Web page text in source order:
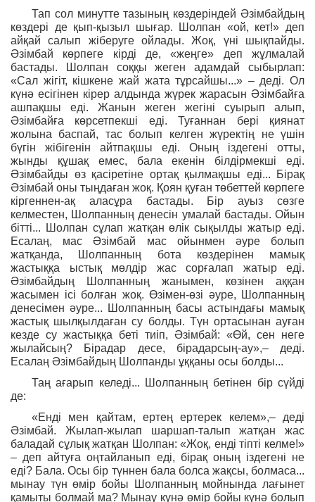
Тап сол минутте тазының көздеріндей Әзімбайдың
көздері де қып-қызыл шығар. Шолпан «ой, кет!» деп
айқай салып жіберуге ойлады. Жоқ, үні шықпайды.
Әзімбай көрпеге кірді де, «жеңге» деп жұлмалай
бастады. Шолпан соққы жеген адамдай сыбырлап:
«Сал жігіт, кішкене жай жата тұрсайшы...» – деді. Ол
күнә есігінен кірер алдында жүрек жарасын Әзімбайға
ашпақшы еді. Жанын жеген жегіні суырып алып,
Әзімбайға көрсетпекші еді. Туғаннан бері қиянат
жолына баспай, тас болып келген жүректің не үшін
бүгін жібігенін айтпақшы еді. Оның іздегені отты,
жынды құшақ емес, бала екенін білдірмекші еді.
Әзімбайды өз қасіретіне ортақ қылмақшы еді... Бірақ
Әзімбай оны тыңдаған жоқ. Қоян қуған төбеттей көрпеге
кіргеннен-ақ аласұра бастады. Бір ауыз сөзге
келместен, Шолпанның денесін умалай бастады. Ойын
бітті... Шолпан сұлап жатқан өлік сықылды жатыр еді.
Есалаң, мас Әзімбай мас ойынмен әуре болып
жатқанда, Шолпанның бота көздерінен мамық
жастыққа ыстық мөлдір жас сорғалап жатыр еді.
Әзімбайдың Шолпанның жанымен, көзінен аққан
жасымен ісі болған жоқ. Өзімен-өзі әуре, Шолпанның
денесімен әуре... Шолпанның басы астындағы мамық
жастық шылқылдаған су болды. Түн ортасынан ауған
кезде су жастыққа беті тиіп, Әзімбай: «Өй, сен неге
жылайсың? Бірадар десе, бірадарсың-ау»,– деді.
Есалаң Әзімбайдың Шолпанды ұққаны осы болды...
Таң ағарып келеді... Шолпанның бетінен бір сүйді
де:
«Енді мен қайтам, ертең ертерек келем»,– деді
Әзімбай. Жылап-жылап шаршап-талып жатқан жас
баладай сұлық жатқан Шолпан: «Жоқ, енді тіпті келме!»
– деп айтуға оңтайланып еді, бірақ оның іздегені не
еді? Бала. Осы бір түннен бала болса жақсы, болмаса...
мынау түн өмір бойы Шолпанның мойнында лағынет
қамыты болмай ма? Мынау күнә өмір бойы күнә болып